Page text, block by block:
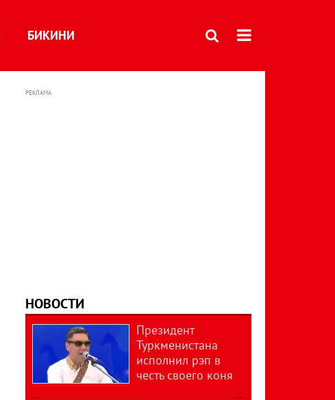
БИКИНИ
РЕКЛАМА
НОВОСТИ
Президент
Туркменистана
исполнил рэп в
честь своего коня